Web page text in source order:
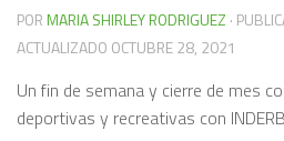
PORMARIA SHIRLEY RODRIGUEZ ·
ACTUALIZADO OCTUBRE 28, 2021
Un fin de semana y cierre de mes
deportivas y recreativas con